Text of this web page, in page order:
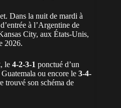
Dans la nuit de mardi à
à l’Argentine de
City, aux États-Unis,
2026.
, le 4-2-3-1 ponctué d’un
ou encore le 3-4-
trouvé son schéma de